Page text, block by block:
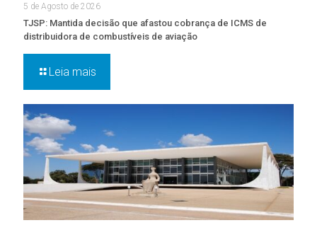
5 de Agosto de 2026
TJSP: Mantida decisão que afastou cobrança de ICMS de
distribuidora de combustíveis de aviação
Leia mais